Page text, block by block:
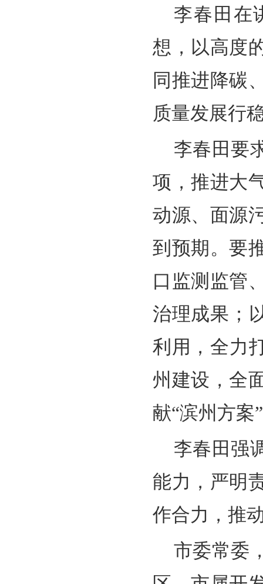
李春田在
想，以高度
同推进降碳
质量发展行
李春田要
项，推进大
动源、面源
到预期。要
口监测监管
治理成果；
利用，全力
州建设，全
献“滨州方案
李春田强
能力，严明
作合力，推
市委常委